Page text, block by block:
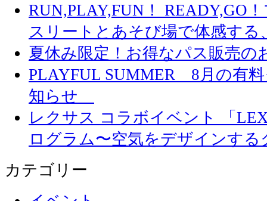
RUN,PLAY,FUN！ READY,GO
スリートとあそび場で体感する
夏休み限定！お得なパス販売の
PLAYFUL SUMMER 8月の有
知らせ
レクサス コラボイベント 「
ログラム〜空気をデザインす
カテゴリー